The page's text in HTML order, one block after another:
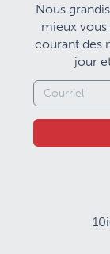
Nous
mieux
courant des
jour